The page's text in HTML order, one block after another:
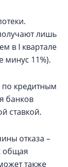
лишь
в I квартале
минус 11%).
кредитным
банков
ставкой.
отказа –
общая
также